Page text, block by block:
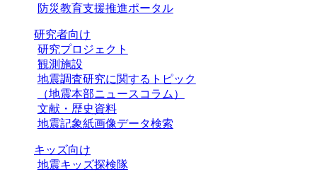
防災教育支援推進ポータル
研究者向け
研究プロジェクト
観測施設
地震調査研究に関するトピック
（地震本部ニュースコラム）
文献・歴史資料
地震記象紙画像データ検索
キッズ向け
地震キッズ探検隊